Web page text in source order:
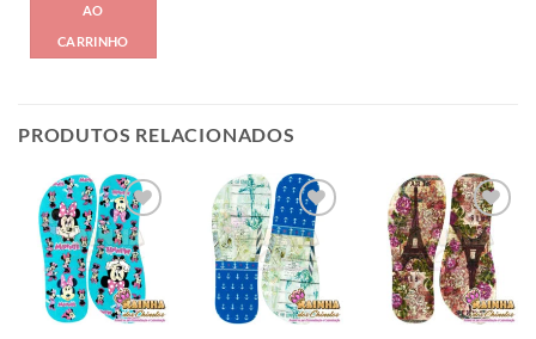
AO
CARRINHO
PRODUTOS RELACIONADOS